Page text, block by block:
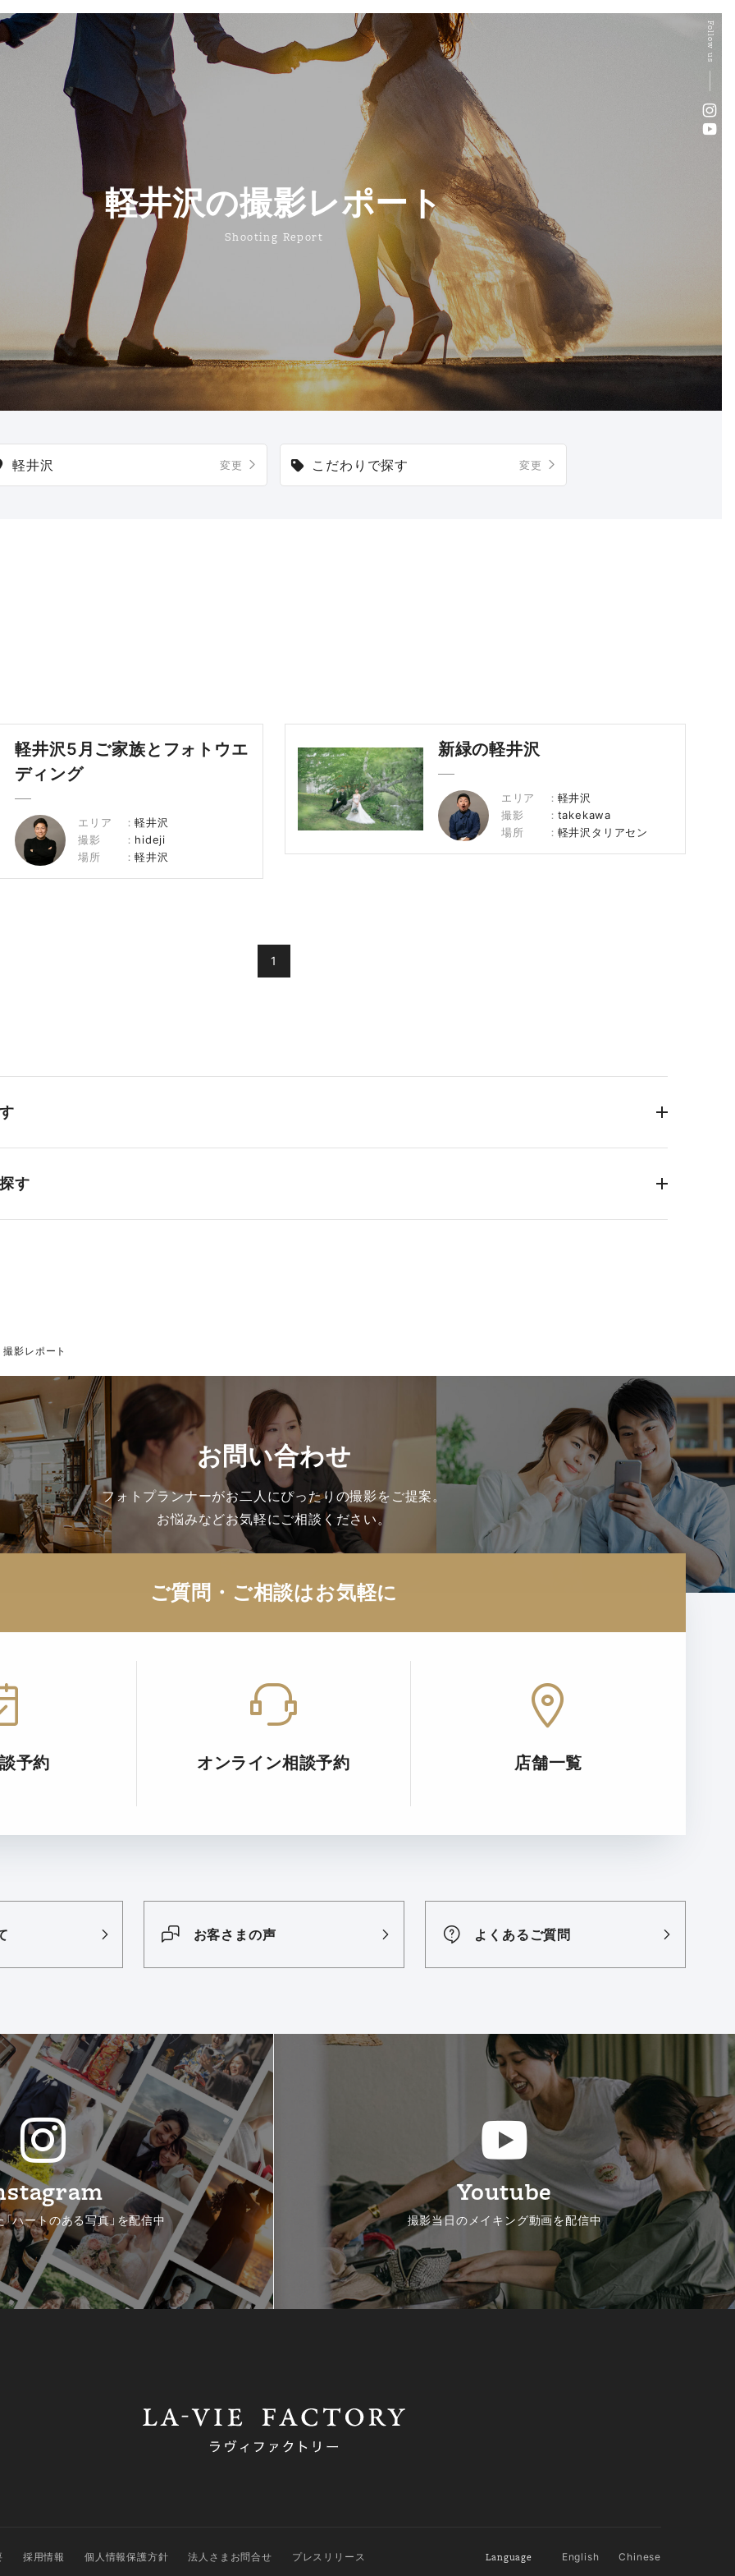
Shooting Report
軽井沢の撮影レポート
Follow us
軽井沢 変更 こだわりで探す 変更
軽井沢5月ご家族とフォトウエ
ディング
エリア
軽井沢
撮影
hideji
場所
軽井沢
新緑の軽井沢
エリア
軽井沢
撮影
takekawa
場所
軽井沢タリアセン
1
す
撮影レポート
お問い合わせ
フォトプランナーがお二人にぴったりの撮影をご提案。
お悩みなどお気軽にご相談ください。
ご質問・ご相談はお気軽に
予約 オンライン相談予約 店舗一覧
お客さまの声 よくあるご質問
ハートのある写真」を配信中
Youtube
撮影当日のメイキング動画を配信中
採用情報 個人情報保護方針 法人さまお問合せ プレスリリース Language English Chinese